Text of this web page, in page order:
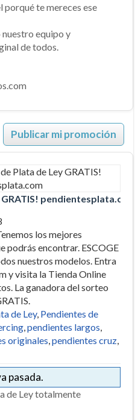
porqué te mereces ese
equipo y
de todos.
Publicar mi promoción
los mejores
podrás encontrar. ESCOGE
nuestros modelos. Entra
y visita la Tienda Online
La ganadora del sorteo
de Ley, Pendientes de
,pendientes largos,
originales,pendientes cruz,
pasada.
de Ley totalmente